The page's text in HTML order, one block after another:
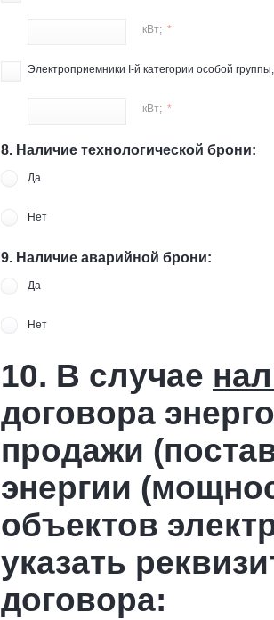
кВт; *
Электроприемники I-й категории особой
кВт; *
8. Наличие технологической брони:
Да
Нет
9. Наличие аварийной брони:
Да
Нет
10. В случае
договора
продажи
энергии
объектов
указать
договора: